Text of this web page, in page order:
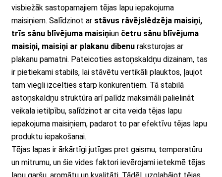
visbiežāk sastopamajiem tējas lapu iepakojuma
maisiņiem. Salīdzinot ar stāvus rāvējslēdzēja maisiņi,
trīs sānu blīvējuma maisiņiun četru sānu blīvējuma
maisiņi, maisiņi ar plakanu dibenuraksturojas ar
plakanu pamatni. Pateicoties astoņskaldņu dizainam, tas
ir pietiekami stabils, lai stāvētu vertikāli plauktos, ļaujot
tam viegli izcelties starp konkurentiem. Tā stabilā
astoņskaldņu struktūra arī palīdz maksimāli palielināt
veikala ietilpību, salīdzinot ar cita veida tējas lapu
iepakojuma maisiņiem, padarot to par efektīvu tējas lapu
produktu iepakošanai.
Tējas lapas ir ārkārtīgi jutīgas pret gaismu, temperatūru
un mitrumu, un šie vides faktori ievērojami ietekmē tējas